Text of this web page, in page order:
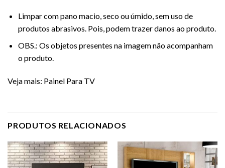
Limpar com pano macio, seco ou úmido, sem uso de
produtos abrasivos. Pois, podem trazer danos ao produto.
OBS.: Os objetos presentes na imagem não acompanham
o produto.
Veja mais: Painel Para TV
PRODUTOS RELACIONADOS